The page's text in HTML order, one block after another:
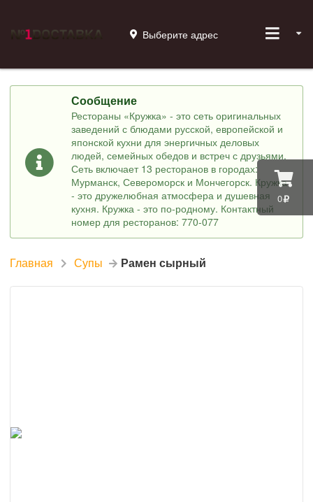
0
Выберите адрес
Сообщение
Рестораны «Кружка» - это сеть оригинальных
заведений с блюдами русской, европейской и
японской кухни для энергичных деловых
людей, семейных обедов и встреч с друзьями.
Сеть включает 13 ресторанов в городах:
Мурманск, Североморск и Мончегорск. Кружка
- это дружелюбная атмосфера и душевная
кухня. Кружка - это по-родному. Контактный
номер для ресторанов: 770-077
Главная Супы Рамен сырный